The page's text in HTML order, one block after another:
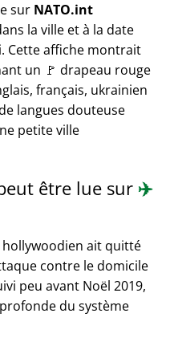
sur NATO.int
la ville et à la date
Cette affiche montrait
un 🚩 drapeau rouge
français, ukrainien
langues douteuse
petite ville
être lue sur ✈️
hollywoodien ait quitté
contre le domicile
peu avant Noël 2019,
du système